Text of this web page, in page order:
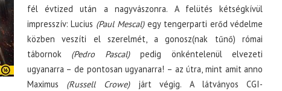
fél évtized után a nagyvászonra. A felütés kétségkívül
impresszív: Lucius (Paul Mescal)egy tengerparti erőd védelme
közben veszíti el szerelmét, a gonosz(nak tűnő) római
tábornok (Pedro Pascal)pedig önkéntelenül elvezeti
ugyanarra – de pontosan ugyanarra! – az útra, mint amit anno
Maximus (Russell Crowe)járt végig. A látványos CGI-